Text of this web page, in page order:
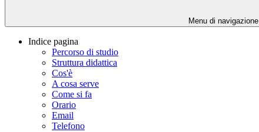
Menu di navigazione
Indice pagina
Percorso di studio
Struttura didattica
Cos'è
A cosa serve
Come si fa
Orario
Email
Telefono